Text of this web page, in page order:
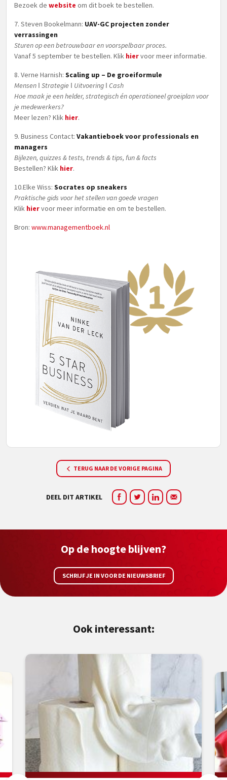
Bezoek de website om dit boek te bestellen.
7. Steven Bookelmann: UAV-GC projecten zonder
verrassingen
Sturen op een betrouwbaar en voorspelbaar proces.
Vanaf 5 september te bestellen. Klik hiervoor meer informatie.
8. Verne Harnish: Scaling up – De groeiformule
Mensen ǀ Strategie ǀ Uitvoering ǀ Cash
Hoe maak je een helder, strategisch én operationeel groeiplan voor
je medewerkers?
Meer lezen? Klik hier.
9. Business Contact: Vakantieboek voor professionals en
managers
Bijlezen, quizzes & tests, trends & tips, fun & facts
Bestellen? Klik hier.
10.Elke Wiss: Socrates op sneakers
Praktische gids voor het stellen van goede vragen
Klik hiervoor meer informatie en om te bestellen.
Bron: www.managementboek.nl
TERUG NAAR DE VORIGE PAGINA
DEEL DIT ARTIKEL
Op de hoogte blijven?
SCHRIJF JE IN VOOR DE NIEUWSBRIEF
Ook interessant: